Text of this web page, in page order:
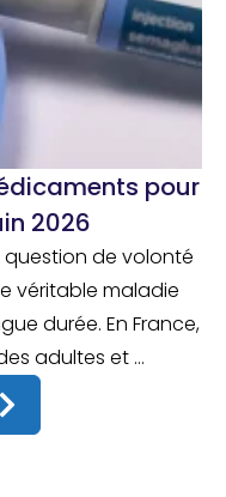
pour
2026
question de volonté
véritable maladie
durée. En France,
adultes et ...